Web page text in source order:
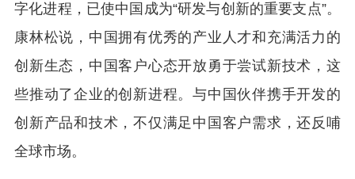
字化进程，已使中国成为“研发与创新的重要支点”。
康林松说，中国拥有优秀的产业人才和充满活力的
创新生态，中国客户心态开放勇于尝试新技术，这
些推动了企业的创新进程。与中国伙伴携手开发的
创新产品和技术，不仅满足中国客户需求，还反哺
全球市场。